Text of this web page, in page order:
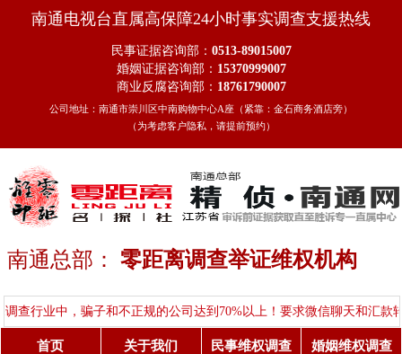
南通电视台直属高保障24小时事实调查支援热线
民事证据咨询部： 0513-89015007
婚姻证据咨询部： 15370999007
商业反腐咨询部： 18761790007
公司地址：南通市崇川区中南购物中心A座（紧靠：金石商务酒店旁）
（为考虑客户隐私，请提前预约）
南通总部：零距离调查举证维权机构
，骗子和不正规的公司达到70%以上！要求微信聊天和汇款转账的，
首页 关于我们 民事维权调查 婚姻维权调查